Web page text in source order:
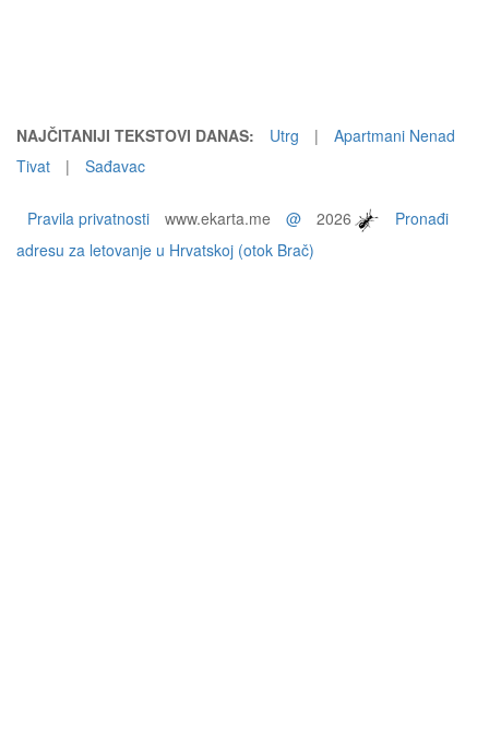
NAJČITANIJI TEKSTOVI DANAS: Utrg |
Apartmani Nenad
Tivat
| Sađavac
Pravila privatnosti www.ekarta.me @ 2026
Pronađi
adresu za letovanje u Hrvatskoj (otok Brač)